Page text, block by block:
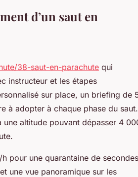
d’un saut en
38-saut-en-parachute qui
instructeur et les étapes
sur place, un briefing de
à adopter à chaque phase du saut.
une altitude pouvant dépasser 4
pour une quarantaine de secondes
une vue panoramique sur les